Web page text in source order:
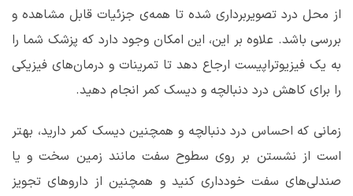
از محل درد تصویربرداری شده تا همه‌ی جزئیات قابل مشاهده و
بررسی باشد. علاوه بر این، این امکان وجود دارد که پزشک شما را
به یک فیزیوتراپیست ارجاع دهد تا تمرینات و درمان‌های فیزیکی
را برای کاهش درد دنبالچه و دیسک کمر انجام دهید.
زمانی که احساس درد دنبالچه و همچنین دیسک کمر دارید، بهتر
است از نشستن بر روی سطوح سفت مانند زمین سخت و یا
صندلی‌های سفت خودداری کنید و همچنین از داروهای تجویز